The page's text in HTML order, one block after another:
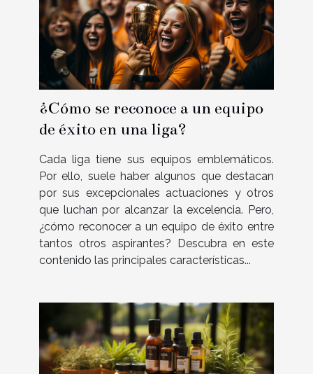
¿Cómo se reconoce a un equipo
de éxito en una liga?
Cada liga tiene sus equipos emblemáticos.
Por ello, suele haber algunos que destacan
por sus excepcionales actuaciones y otros
que luchan por alcanzar la excelencia. Pero,
¿cómo reconocer a un equipo de éxito entre
tantos otros aspirantes? Descubra en este
contenido las principales características...